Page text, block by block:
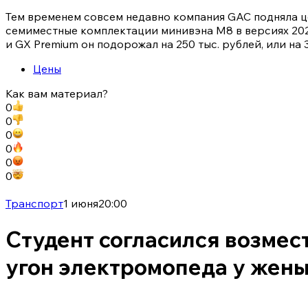
Тем временем совсем недавно компания GAC подняла
семиместные комплектации минивэна M8 в версиях
и GX Premium он подорожал на 250 тыс. рублей, или на
Цены
Как вам материал?
0
0
0
0
0
0
Транспорт1 июня20:00
Студент согласился
угон электромопеда у